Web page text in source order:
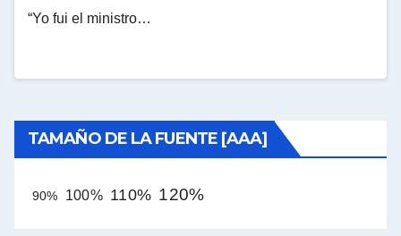
“Yo fui el ministro…
TAMAÑO DE LA FUENTE [AAA]
90% 100% 110% 120%